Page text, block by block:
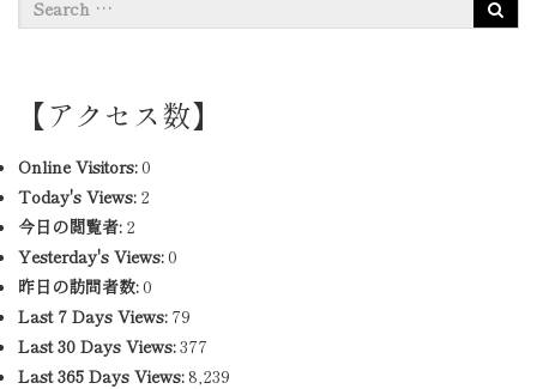
【アクセス数】
Online Visitors:0
Today's Views: 2
今日の閲覧者: 2
Yesterday's Views:0
昨日の訪問者数:0
Last 7 Days Views: 79
Last 30 Days Views:377
Last 365 Days Views:8,239